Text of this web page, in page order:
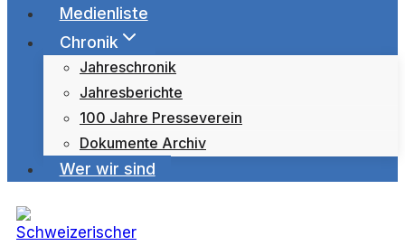
Medienliste
Chronik
Jahreschronik
Jahresberichte
100 Jahre Presseverein
Dokumente Archiv
Wer wir sind